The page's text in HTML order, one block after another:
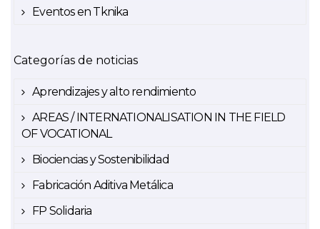
Eventos en Tknika
Categorías de noticias
Aprendizajes y alto rendimiento
AREAS / INTERNATIONALISATION IN THE FIELD
OF VOCATIONAL
Biociencias y Sostenibilidad
Fabricación Aditiva Metálica
FP Solidaria